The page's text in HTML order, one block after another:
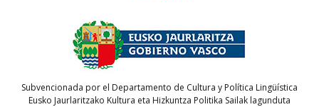
Subvencionada por el Departamento de Cultura y Política Lingüística
Eusko Jaurlaritzako Kultura eta Hizkuntza Politika Sailak lagunduta